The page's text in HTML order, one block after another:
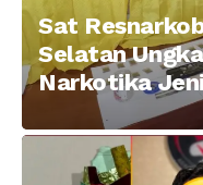
Sat
Selatan
Narkotika